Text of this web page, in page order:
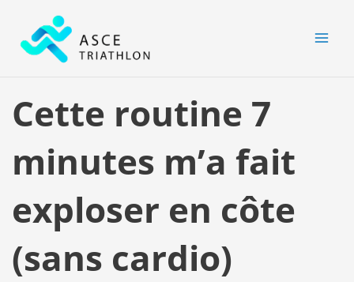
contenu
Cette routine 7
minutes m’a fait
exploser en côte
(sans cardio)